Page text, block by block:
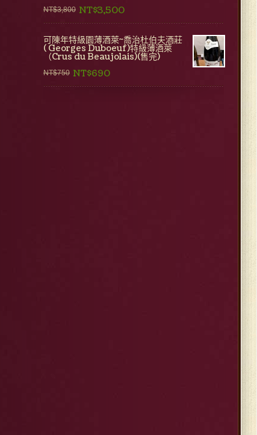
NT$3,800 NT$3,500
可陳年特級園薄酒萊~喬治杜伯夫酒莊
( Georges Duboeuf)特級薄酒萊
（Crus du Beaujolais)(售完)
NT$750 NT$690